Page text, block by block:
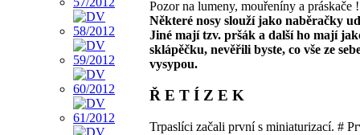
Pozor na lumeny, mouřeníny a práskače !
Některé nosy slouží jako naběračky
Jiné mají tzv. pršák a další ho mají
sklápěčku, nevěřili byste, co vše ze
vysypou.
Ř E T Í Z E K
Trpaslíci začali první s miniaturizací. #